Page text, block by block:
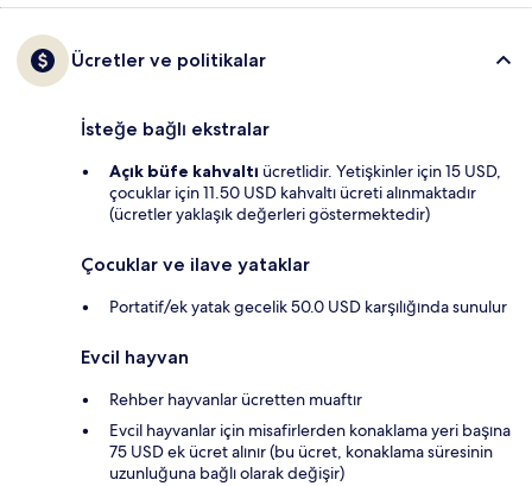
Ücretler ve politikalar
İsteğe bağlı ekstralar
Açık büfe kahvaltı ücretlidir. Yetişkinler için 15 USD,
çocuklar için 11.50 USD kahvaltı ücreti alınmaktadır
(ücretler yaklaşık değerleri göstermektedir)
Çocuklar ve ilave yataklar
Portatif/ek yatak gecelik 50.0 USD karşılığında sunulur
Evcil hayvan
Rehber hayvanlar ücretten muaftır
Evcil hayvanlar için misafirlerden konaklama yeri başına
75 USD ek ücret alınır (bu ücret, konaklama süresinin
uzunluğuna bağlı olarak değişir)